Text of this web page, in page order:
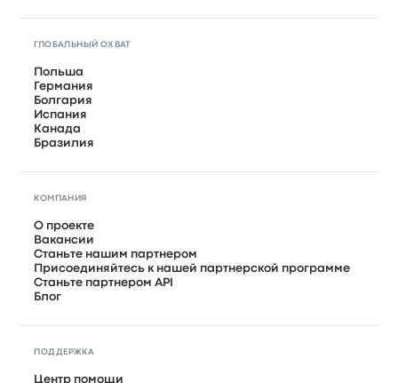
ГЛОБАЛЬНЫЙ ОХВАТ
Польша
Германия
Болгария
Испания
Канада
Бразилия
КОМПАНИЯ
О проекте
Вакансии
Станьте нашим партнером
Присоединяйтесь к нашей партнерской программе
Станьте партнером API
Блог
ПОДДЕРЖКА
Центр помощи